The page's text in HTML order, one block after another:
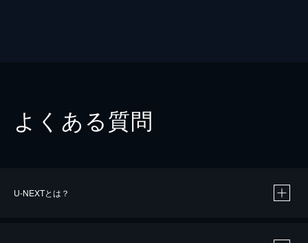
よくある質問
U-NEXTとは？